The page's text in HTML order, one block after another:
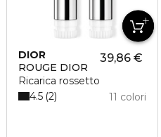
DIOR
ROUGE DIOR
Ricarica rossetto
39,86 €
11 colori
4.5 2